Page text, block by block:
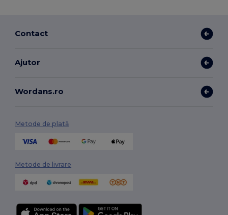
Contact
Ajutor
Wordans.ro
Metode de plată
Metode de livrare